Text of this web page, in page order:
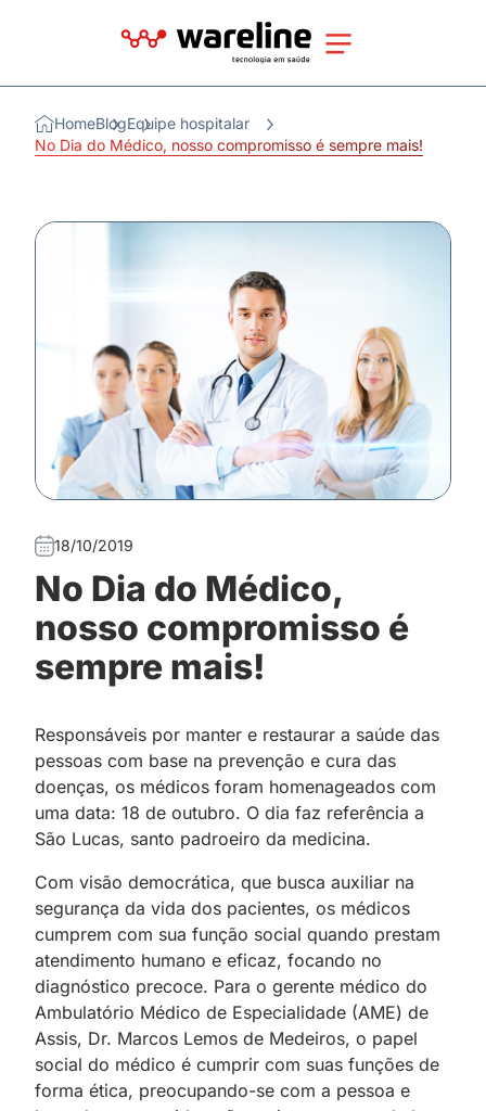
HomeBlogEquipe hospitalar
No Dia do Médico, nosso compromisso é sempre mais!
18/10/2019
No Dia do Médico,
nosso compromisso é
sempre mais!
Responsáveis por manter e restaurar a saúde das
pessoas com base na prevenção e cura das
doenças, os médicos foram homenageados com
uma data: 18 de outubro. O dia faz referência a
São Lucas, santo padroeiro da medicina.
Com visão democrática, que busca auxiliar na
segurança da vida dos pacientes, os médicos
cumprem com sua função social quando prestam
atendimento humano e eficaz, focando no
diagnóstico precoce. Para o gerente médico do
Ambulatório Médico de Especialidade (AME) de
Assis, Dr. Marcos Lemos de Medeiros, o papel
social do médico é cumprir com suas funções de
forma ética, preocupando-se com a pessoa e